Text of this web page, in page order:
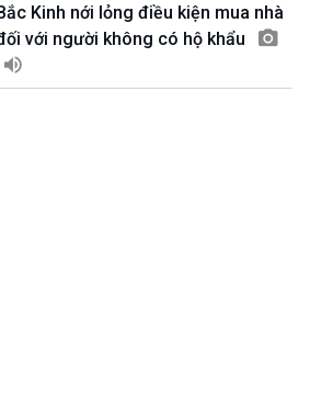
tin Thời sự
15h20
cáo
15h50
Kinh nới lỏng điều kiện mua nhà
với người không có hộ khẩu